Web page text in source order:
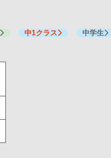
中1クラス 中学生